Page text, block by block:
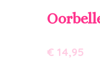
€ 14,95